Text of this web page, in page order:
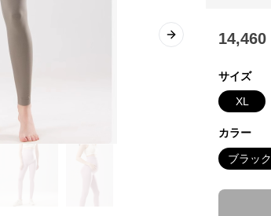
Next slide 14,460
サイズ
XL
カラー
ブラック